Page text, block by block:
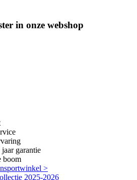
in onze webshop
garantie
boom
>
2025-2026